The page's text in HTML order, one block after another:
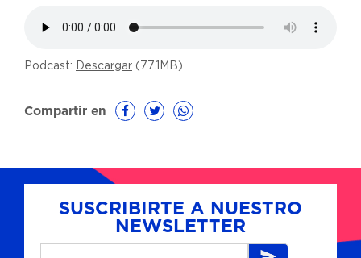
Podcast: Descargar (77.1MB)
Compartir en
SUSCRIBIRTE A NUESTRO
NEWSLETTER